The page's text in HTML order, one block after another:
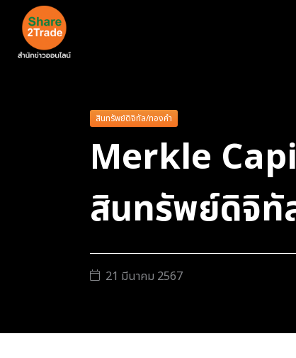
สินทรัพย์ดิจิทัล/ทองคำ
Merkle
สินทรัพย์ดิจิทั
21 มีนาคม 2567